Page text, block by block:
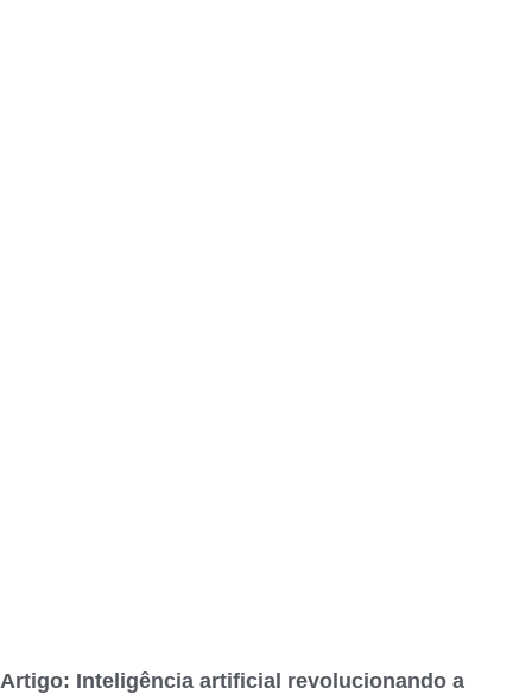
Artigo: Inteligência artificial revolucionando a